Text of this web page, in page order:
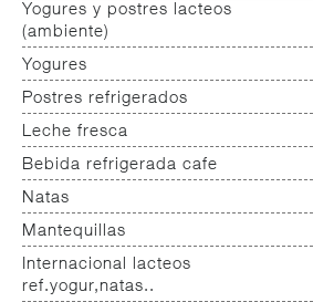
Yogures y postres lacteos
(ambiente)
Yogures (ambiente)
Yogures
Yogures
Yogur bifidus
Yogur salud
Postres refrigerados
Postres refrigerados
Leche fresca
Leche fresca
Bebida refrigerada cafe
Bebida refrigerada cafe
Bebidas refrigeradas choco y
otras
Natas
Natas
Mantequillas
Mantequillas
Internacional lacteos
ref.yogur,natas..